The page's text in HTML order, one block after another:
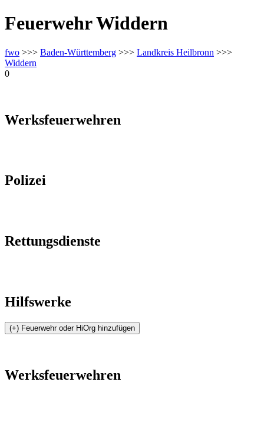
Feuerwehr Widdern
fwo >>> Baden-Württemberg >>> Landkreis Heilbronn >>>
Widdern
0
Werksfeuerwehren
Polizei
Rettungsdienste
Hilfswerke
Werksfeuerwehren